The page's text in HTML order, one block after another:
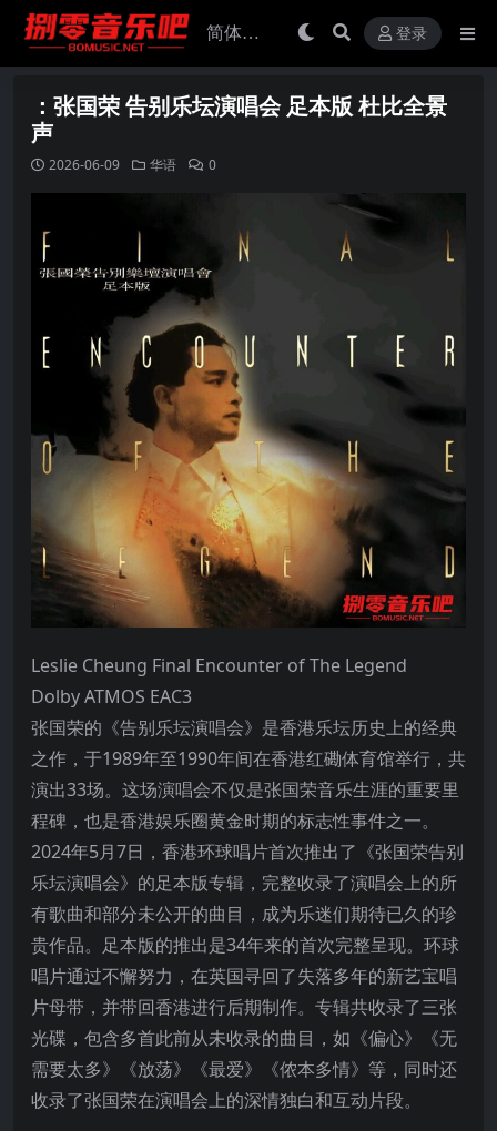
登录
：张国荣 告别乐坛演唱会 足本版 杜比全景
声
2026-06-09 华语 0
Leslie Cheung Final Encounter of The Legend
Dolby ATMOS EAC3
张国荣的《告别乐坛演唱会》是香港乐坛历史上的经典
之作，于1989年至1990年间在香港红磡体育馆举行，共
演出33场。这场演唱会不仅是张国荣音乐生涯的重要里
程碑，也是香港娱乐圈黄金时期的标志性事件之一。
2024年5月7日，香港环球唱片首次推出了《张国荣告别
乐坛演唱会》的足本版专辑，完整收录了演唱会上的所
有歌曲和部分未公开的曲目，成为乐迷们期待已久的珍
贵作品。足本版的推出是34年来的首次完整呈现。环球
唱片通过不懈努力，在英国寻回了失落多年的新艺宝唱
片母带，并带回香港进行后期制作。专辑共收录了三张
光碟，包含多首此前从未收录的曲目，如《偏心》《无
需要太多》《放荡》《最爱》《侬本多情》等，同时还
收录了张国荣在演唱会上的深情独白和互动片段。